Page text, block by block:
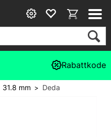
Rabattkode
31.8 mm> Deda